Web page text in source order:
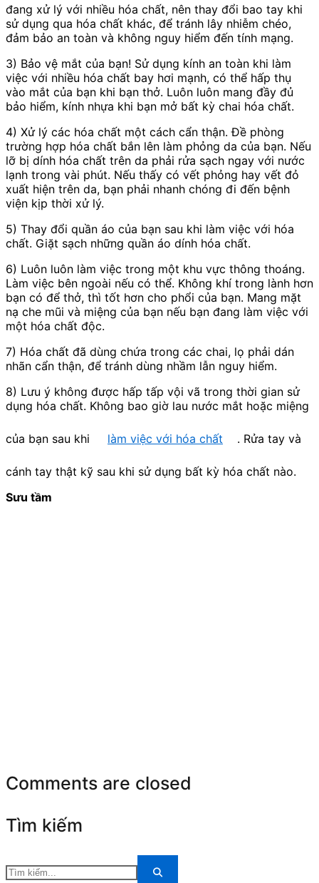
đang xử lý với nhiều hóa chất, nên thay đổi bao tay khi
sử dụng qua hóa chất khác, để tránh lây nhiễm chéo,
đảm bảo an toàn và không nguy hiểm đến tính mạng.
3) Bảo vệ mắt của bạn! Sử dụng kính an toàn khi làm
việc với nhiều hóa chất bay hơi mạnh, có thể hấp thụ
vào mắt của bạn khi bạn thở. Luôn luôn mang đầy đủ
bảo hiểm, kính nhựa khi bạn mở bất kỳ chai hóa chất.
4) Xử lý các hóa chất một cách cẩn thận. Đề phòng
trường hợp hóa chất bắn lên làm phỏng da của bạn. Nếu
lỡ bị dính hóa chất trên da phải rửa sạch ngay với nước
lạnh trong vài phút. Nếu thấy có vết phỏng hay vết đỏ
xuất hiện trên da, bạn phải nhanh chóng đi đến bệnh
viện kịp thời xử lý.
5) Thay đổi quần áo của bạn sau khi làm việc với hóa
chất. Giặt sạch những quần áo dính hóa chất.
6) Luôn luôn làm việc trong một khu vực thông thoáng.
Làm việc bên ngoài nếu có thể. Không khí trong lành hơn
bạn có để thở, thì tốt hơn cho phổi của bạn. Mang mặt
nạ che mũi và miệng của bạn nếu bạn đang làm việc với
một hóa chất độc.
7) Hóa chất đã dùng chứa trong các chai, lọ phải dán
nhãn cẩn thận, để tránh dùng nhầm lẫn nguy hiểm.
8) Lưu ý không được hấp tấp vội vã trong thời gian sử
dụng hóa chất. Không bao giờ lau nước mắt hoặc miệng
của bạn sau khi làm việc với hóa chất . Rửa tay và
cánh tay thật kỹ sau khi sử dụng bất kỳ hóa chất nào.
Sưu tầm
Comments are closed
Tìm kiếm